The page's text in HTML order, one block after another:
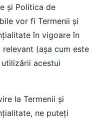
şi Politica de
vor fi Termenii şi
în vigoare în
(aşa cum este
acestui
la Termenii şi
ne puteţi